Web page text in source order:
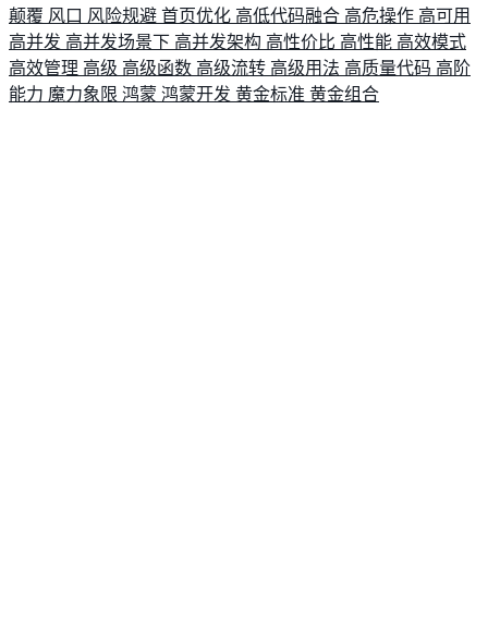
颠覆 风口 风险规避 首页优化 高低代码融合 高危操作 高可用
高并发 高并发场景下 高并发架构 高性价比 高性能 高效模式
高效管理 高级 高级函数 高级流转 高级用法 高质量代码 高阶
能力 魔力象限 鸿蒙 鸿蒙开发 黄金标准 黄金组合